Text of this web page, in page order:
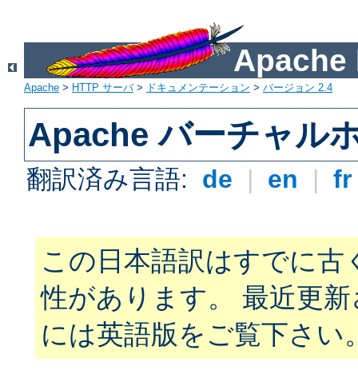
Apache
Apache > HTTP サーバ> ドキュメンテーション > バージョン 2.4
Apache バーチャル
翻訳済み言語: de | en |
この日本語訳はすでに古
性があります。 最近更
には英語版をご覧下さい